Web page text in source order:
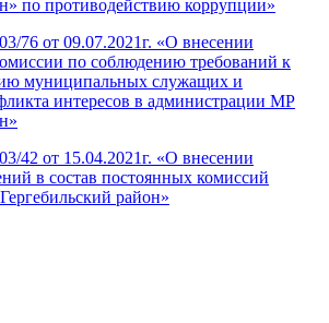
по противодействию коррупции»
76 от 09.07.2021г. «О внесении
по соблюдению требований к
муниципальных служащих и
интересов в администрации МР
42 от 15.04.2021г. «О внесении
в состав постоянных комиссий
район»